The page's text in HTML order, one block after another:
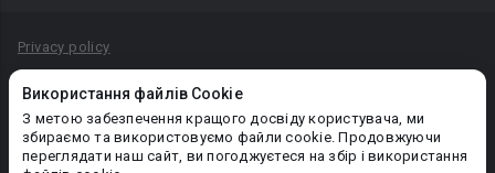
Використання файлів Cookie
З метою забезпечення кращого досвіду користувача, ми
збираємо та використовуємо файли cookie. Продовжуючи
переглядати наш сайт, ви погоджуєтеся на збір і використання
Privacy policy
Політика конфіденційності
Правила публікації авторського контенту